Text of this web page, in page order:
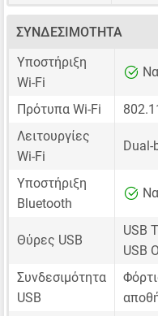
ΣΥΝΔΕΣΙΜΌΤΗΤΑ
Υποστήριξη
Wi-Fi
Πρότυπα Wi-Fi
Λειτουργίες
Wi-Fi
Dual-
Υποστήριξη
Bluetooth
Θύρες USB
USB
USB
Συνδεσιμότητα
USB